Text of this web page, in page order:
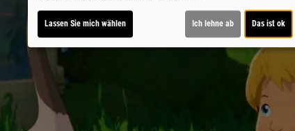
Lassen Sie mich wählen Ich lehne ab Das ist ok